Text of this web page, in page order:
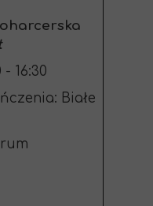
16:30
Białe